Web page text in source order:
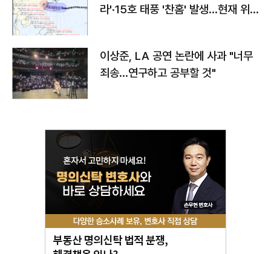
라'·15호 태풍 '찬홈' 발생…현재 위
이상준, LA 공연 논란에 사과 "너무
죄송…연구하고 공부할 것"